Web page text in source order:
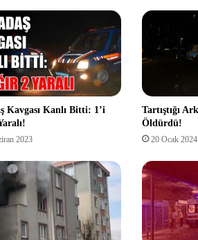
Kavgası Kanlı Bitti: 1’i
2023
Tartıştığı
Öldürdü!
20 Ocak 2024